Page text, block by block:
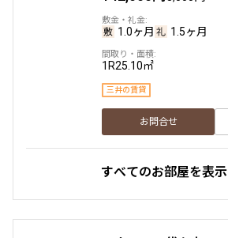
1.0ヶ月 1.5ヶ月
1R25.10㎡
三井の賃貸
お問合せ
すべてのお部屋を表示